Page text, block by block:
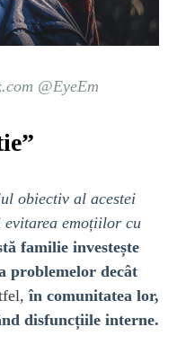
@EyeEm
obiectiv al acestei
emoțiilor cu
familie investește
problemelor decât
în comunitatea lor,
disfuncțiile interne.